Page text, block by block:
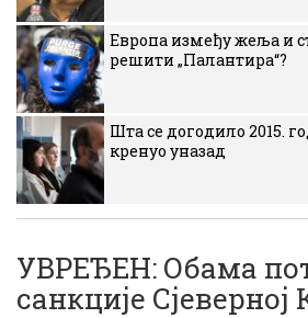
Европа између жеља и
решити „Палантира“?
Шта се догодило 2015.
кренуо уназад
УВРЕЂЕН: Обама
санкције Сјеверној